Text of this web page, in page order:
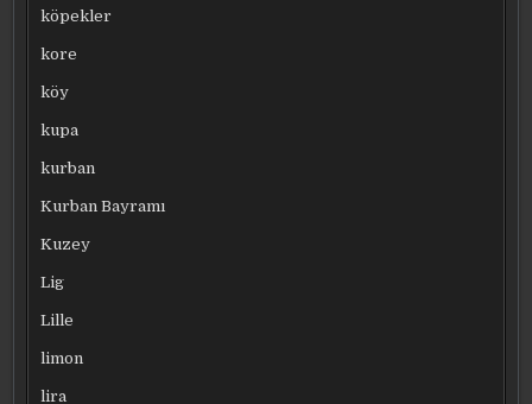
köpekler
kore
köy
kupa
kurban
Kurban Bayramı
Kuzey
Lig
Lille
limon
lira